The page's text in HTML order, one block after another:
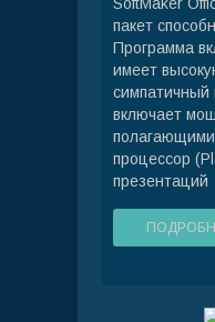
SoftMaker
пакет
Программа
имеет
включает
процессор
презентаций